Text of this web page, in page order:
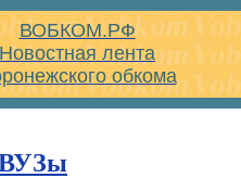
ВОБКОМ.РФ
Новостная лента
обкома